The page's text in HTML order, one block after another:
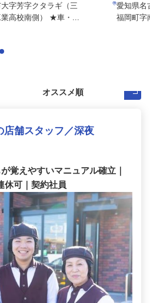
字芳字クタラギ（三
高校南側） ★車・...
愛知県名
福岡町字
店舗スタッフ／深夜
覚えやすいマニュアル確立｜
休可｜契約社員